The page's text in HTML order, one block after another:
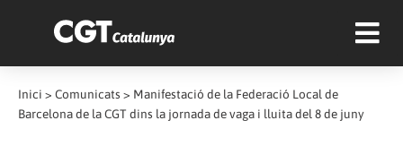
Inici > Comunicats > Manifestació de la Federació Local de
Barcelona de la CGT dins la jornada de vaga i lluita del 8 de juny